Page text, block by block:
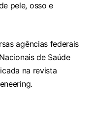
pele, osso e
agências federais
de Saúde
na revista